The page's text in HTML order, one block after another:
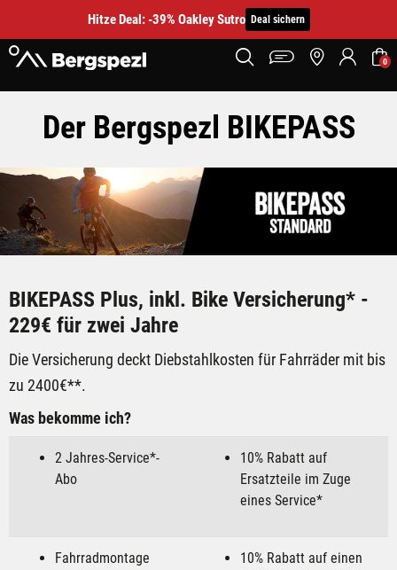
Hitze Deal: -39% Oakley Sutro Deal sichern
0
Der Bergspezl BIKEPASS
BIKEPASS Plus, inkl. Bike Versicherung* -
229€ für zwei Jahre
Die Versicherung deckt Diebstahlkosten für Fahrräder mit bis
zu 2400€**.
Was bekomme ich?
2 Jahres-Service*-
Abo
10% Rabatt auf
Ersatzteile im Zuge
eines Service*
Fahrradmontage
10% Rabatt auf einen